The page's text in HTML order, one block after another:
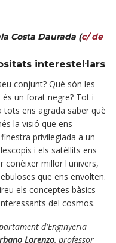
Costa Daurada (c/ de
interestel·lars
conjunt? Què són les
és un forat negre? Tot i
tots ens agrada saber què
la visió que ens
privilegiada a un
i els satèl·lits ens
conèixer millor l'univers,
que ens envolten.
els conceptes bàsics
del cosmos.
d'Enginyeria
Lorenzo, professor